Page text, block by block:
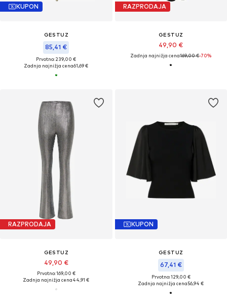
KUPON
GESTUZ
85,41 €
Prvotno: 239,00 €
Zadnja najnižja cena61,69 €
RAZPRODAJA
GESTUZ
49,90 €
Zadnja najnižja cena169,00 €-70%
RAZPRODAJA
GESTUZ
49,90 €
Prvotno: 169,00 €
Zadnja najnižja cena44,91 €
KUPON
GESTUZ
67,41 €
Prvotno: 129,00 €
Zadnja najnižja cena56,94 €